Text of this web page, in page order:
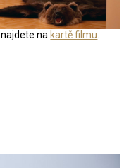
najdete na kartě filmu